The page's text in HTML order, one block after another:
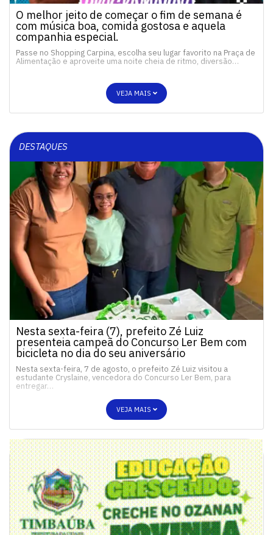
O melhor jeito de começar o fim de semana é
com música boa, comida gostosa e aquela
companhia especial.
Passe no Shopping Carpina, escolha seu lugar favorito na Praça de
Alimentação e aproveite uma noite cheia de ritmo, diversão…
VEJA MAIS
DESTAQUES
Nesta sexta-feira (7), prefeito Zé Luiz
presenteia campeã do Concurso Ler Bem com
bicicleta no dia do seu aniversário
Nesta sexta-feira, 7 de agosto, o prefeito Zé Luiz visitou a
estudante Cryslaine, vencedora do Concurso Ler Bem, para
entregar…
VEJA MAIS